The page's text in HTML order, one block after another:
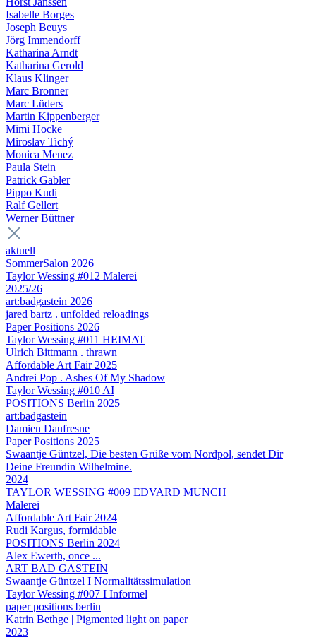
Isabelle Borges
Joseph Beuys
Jörg Immendorff
Katharina Arndt
Katharina Gerold
Klaus Klinger
Marc Bronner
Marc Lüders
Martin Kippenberger
Mimi Hocke
Miroslav Tichý
Monica Menez
Paula Stein
Patrick Gabler
Pippo Kudi
Ralf Gellert
Werner Büttner
aktuell
SommerSalon 2026
Taylor Wessing #012 Malerei
2025/26
art:badgastein 2026
jared bartz . unfolded reloadings
Paper Positions 2026
Taylor Wessing #011 HEIMAT
Ulrich Bittmann . thrawn
Affordable Art Fair 2025
Andrei Pop . Ashes Of My Shadow
Taylor Wessing #010 AI
POSITIONS Berlin 2025
art:badgastein
Damien Daufresne
Paper Positions 2025
Swaantje Güntzel, Die besten Grüße vom Nordpol, sendet Dir
Deine Freundin Wilhelmine.
2024
TAYLOR WESSING #009 EDVARD MUNCH
Malerei
Affordable Art Fair 2024
Rudi Kargus, formidable
POSITIONS Berlin 2024
Alex Ewerth, once ...
ART BAD GASTEIN
Swaantje Güntzel I Normalitätssimulation
Taylor Wessing #007 I Informel
paper positions berlin
Katrin Bethge | Pigmented light on paper
2023